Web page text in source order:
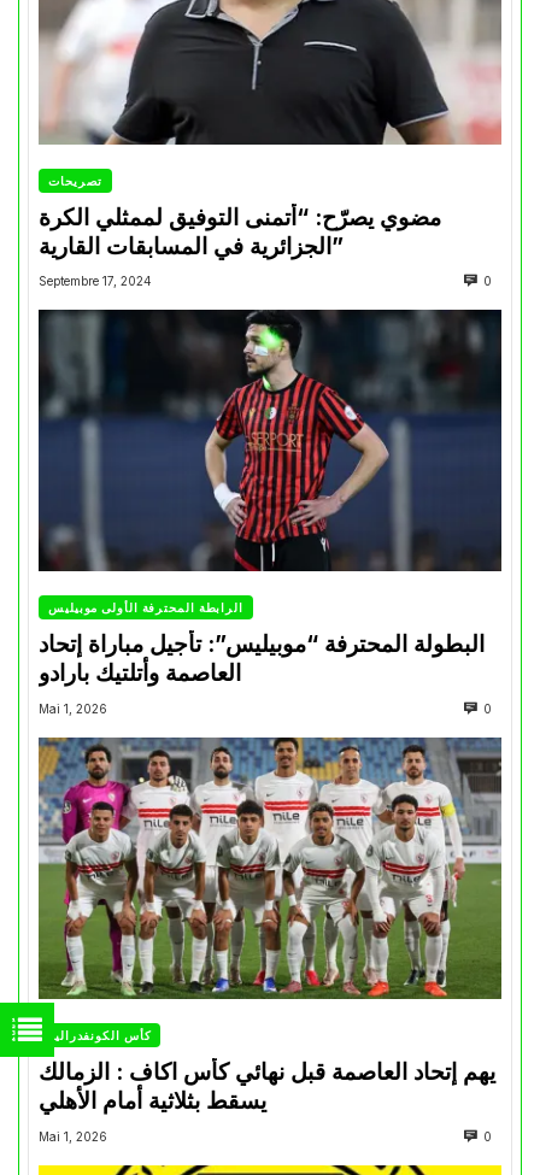
تصريحات
مضوي يصرّح: “أتمنى التوفيق لممثلي الكرة
الجزائرية في المسابقات القارية”
Septembre 17, 2024 0
الرابطة المحترفة الأولى موبيليس
البطولة المحترفة “موبيليس”: تأجيل مباراة إتحاد
العاصمة وأتلتيك بارادو
Mai 1, 2026 0
كأس الكونفدرالية
يهم إتحاد العاصمة قبل نهائي كأس اكاف : الزمالك
Mai 1, 2026 0